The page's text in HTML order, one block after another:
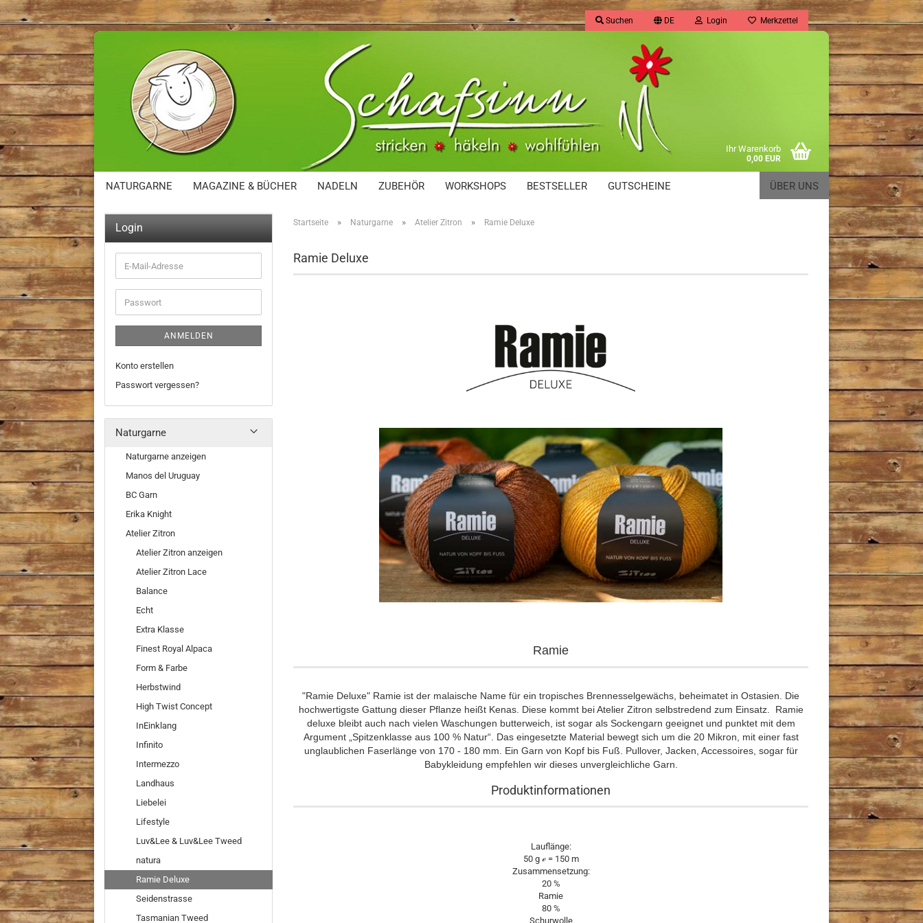
Suchen DE Login Merkzettel
Ihr Warenkorb
0,00 EUR
NATURGARNE MAGAZINE & BÜCHER NADELN ZUBEHÖR WORKSHOPS BESTSELLER GUTSCHEINE ÜBER UNS
Startseite » Naturgarne » Atelier Zitron » Ramie Deluxe
Ramie Deluxe
Ramie
"Ramie Deluxe" Ramie ist der malaische Name für ein tropisches Brennesselgewächs, beheimatet in Ostasien. Die
hochwertigste Gattung dieser Pflanze heißt Kenas. Diese kommt bei Atelier Zitron selbstredend zum Einsatz. Ramie
deluxe bleibt auch nach vielen Waschungen butterweich, ist sogar als Sockengarn geeignet und punktet mit dem
Argument „Spitzenklasse aus 100 % Natur“. Das eingesetzte Material bewegt sich um die 20 Mikron, mit einer fast
unglaublichen Faserlänge von 170 - 180 mm. Ein Garn von Kopf bis Fuß. Pullover, Jacken, Accessoires, sogar für
Babykleidung empfehlen wir dieses unvergleichliche Garn.
Produktinformationen
Lauflänge:
50 g ℯ = 150 m
Zusammensetzung:
20 %
Ramie
80 %
Schurwolle
Login
E-
Mail-
Adresse
Passwort
ANMELDEN
Konto erstellen
Passwort vergessen?
Naturgarne
Naturgarne anzeigen
Manos del Uruguay
BC Garn
Erika Knight
Atelier Zitron
Atelier Zitron anzeigen
Atelier Zitron Lace
Balance
Echt
Extra Klasse
Finest Royal Alpaca
Form & Farbe
Herbstwind
High Twist Concept
InEinklang
Infinito
Intermezzo
Landhaus
Liebelei
Lifestyle
Luv&Lee & Luv&Lee Tweed
natura
Ramie Deluxe
Seidenstrasse
Tasmanian Tweed